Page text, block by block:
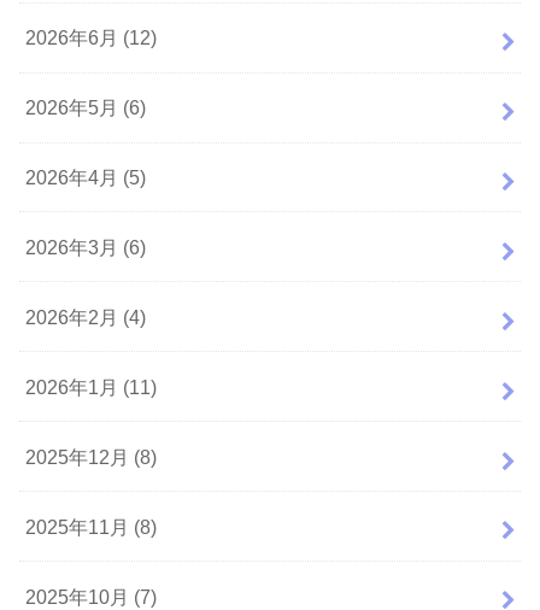
2026年6月 (12)
2026年5月 (6)
2026年4月 (5)
2026年3月 (6)
2026年2月 (4)
2026年1月 (11)
2025年12月 (8)
2025年11月 (8)
2025年10月 (7)